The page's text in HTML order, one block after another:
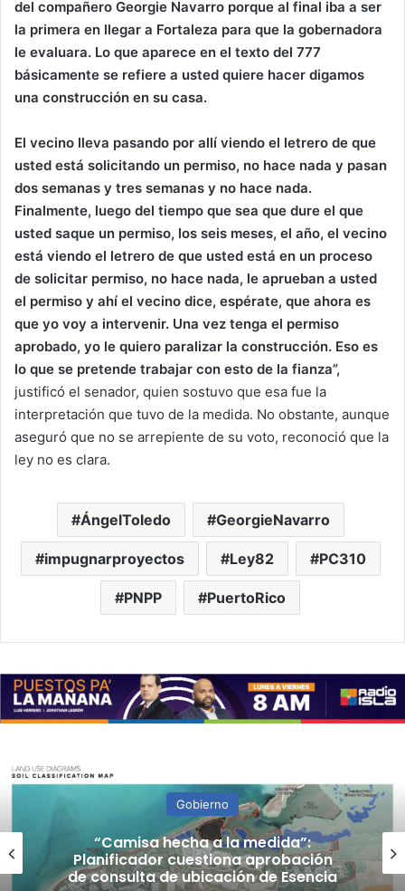
del compañero Georgie Navarro porque al final iba a ser
la primera en llegar a Fortaleza para que la gobernadora
le evaluara. Lo que aparece en el texto del 777
básicamente se refiere a usted quiere hacer digamos
una construcción en su casa.
El vecino lleva pasando por allí viendo el letrero de que
usted está solicitando un permiso, no hace nada y pasan
dos semanas y tres semanas y no hace nada.
Finalmente, luego del tiempo que sea que dure el que
usted saque un permiso, los seis meses, el año, el vecino
está viendo el letrero de que usted está en un proceso
de solicitar permiso, no hace nada, le aprueban a usted
el permiso y ahí el vecino dice, espérate, que ahora es
que yo voy a intervenir. Una vez tenga el permiso
aprobado, yo le quiero paralizar la construcción. Eso es
lo que se pretende trabajar con esto de la fianza”,
justificó el senador, quien sostuvo que esa fue la
interpretación que tuvo de la medida. No obstante, aunque
aseguró que no se arrepiente de su voto, reconoció que la
ley no es clara.
ÁngelToledo GeorgieNavarro
impugnarproyectos Ley82 PC310
PNPP PuertoRico
Gobierno
“Camisa hecha a la medida”:
Planificador cuestiona aprobación
de consulta de ubicación de Esencia